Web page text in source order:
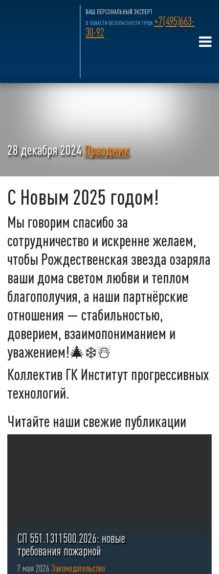
ВАШ ПЕРСОНАЛЬНЫЙ ЭКСПЕРТ
В ОБЛАСТИ БЕЗОПАСНОСТИ ТРУДА +7(495)663-
30-92
28 декабря 2024Праздник
С Новым 2025 годом!
Мы говорим спасибо за
сотрудничество и искренне желаем,
чтобы Рождественская звезда озаряла
ваши дома светом любви и теплом
благополучия, а наши партнёрские
отношения — стабильностью,
доверием, взаимопониманием и
уважением!🎄❄️☃️
Коллектив ГК Институт прогрессивных
технологий.
Читайте наши свежие публикации
СП 551.1311500.2026: новые
требования пожарной
безопасности для стоянок ...
7 мая 2026 Законодательство